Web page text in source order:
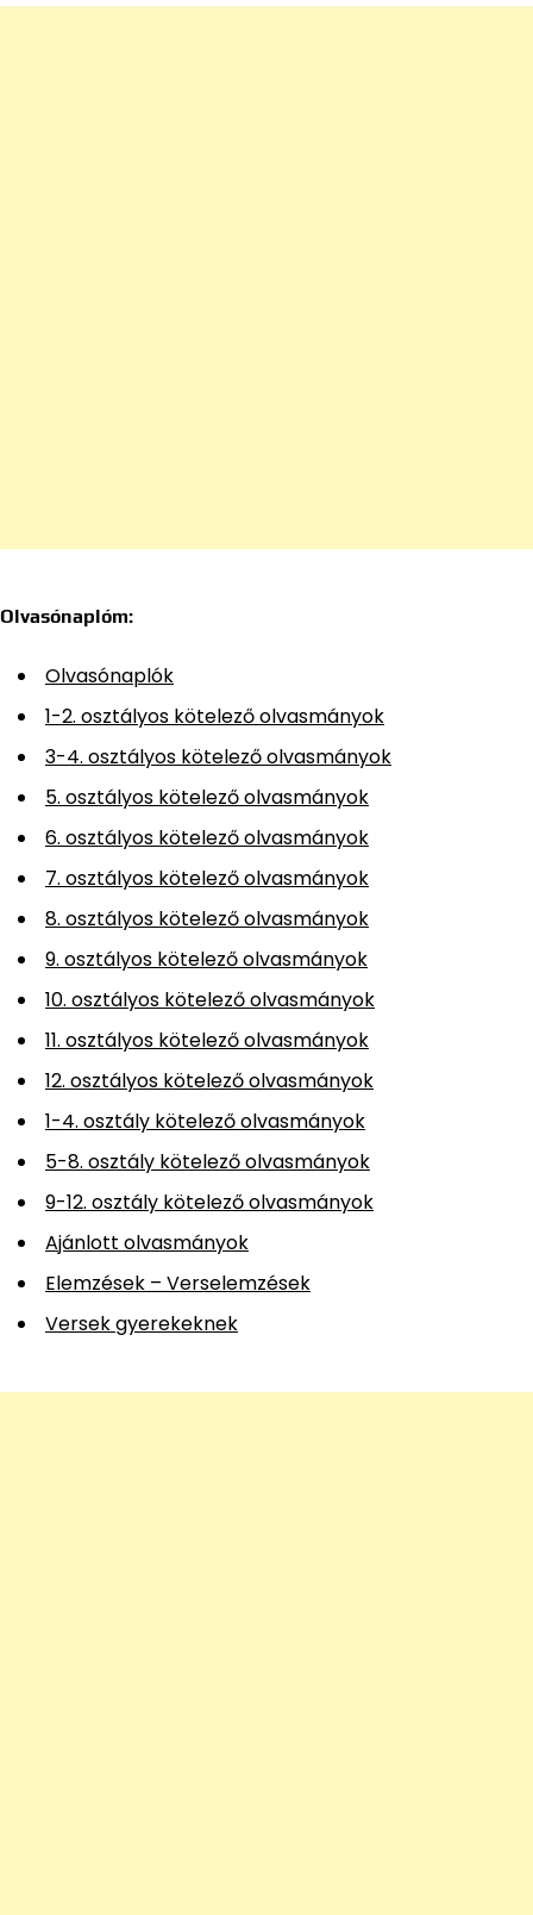
Olvasónaplóm:
Olvasónaplók
1-2. osztályos kötelező olvasmányok
3-4. osztályos kötelező olvasmányok
5. osztályos kötelező olvasmányok
6. osztályos kötelező olvasmányok
7. osztályos kötelező olvasmányok
8. osztályos kötelező olvasmányok
9. osztályos kötelező olvasmányok
10. osztályos kötelező olvasmányok
11. osztályos kötelező olvasmányok
12. osztályos kötelező olvasmányok
1-4. osztály kötelező olvasmányok
5-8. osztály kötelező olvasmányok
9-12. osztály kötelező olvasmányok
Ajánlott olvasmányok
Elemzések – Verselemzések
Versek gyerekeknek